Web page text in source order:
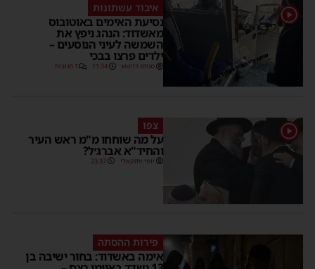
1 איבוד עשתונות
נסיעת האימים באוטובוס
מאשדוד: הנהג ניפץ את
השמשה לעיני הנוסעים –
ילדים פרצו בבכי
מנחם דויטש 11:34 1 תגובות
1 צפו
על מה שוחחו מ"מ ראש העיר
והחיד"א אברג׳ל?
יוסי יחזקאלי 23:37
פירות ההסתה
אימה באשדוד: בחור ישיבה בן